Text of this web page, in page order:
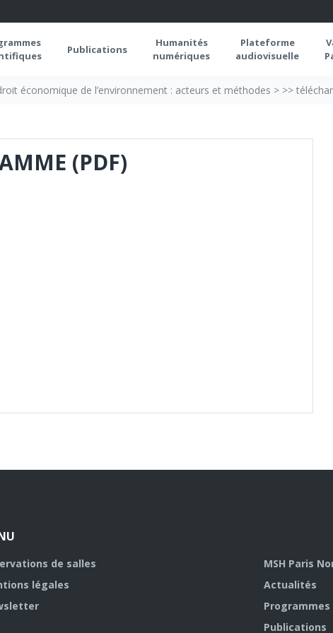
Publications
Humanités
numériques
Plateforme
audiovisuelle
économique de l’environnement : acteurs et méthodes > >>
(PDF)
de salles
légales
MSH Paris
Actualités
Publications